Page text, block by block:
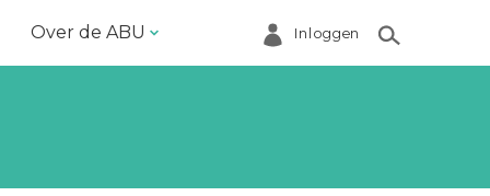
Over de ABU
Helpdesk
Inloggen